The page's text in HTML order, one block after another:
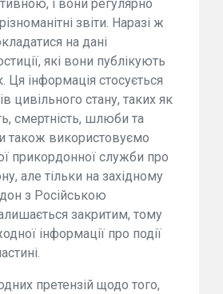
і вони регулярно
звіти. Наразі ж
на дані
які вони публікують
Ця інформація стосується
цивільного стану, таких як
смертність, шлюби та
також використовуємо
прикордонної служби про
але тільки на західному
з Російською
закритим, тому
інформації про події
претензій щодо того,